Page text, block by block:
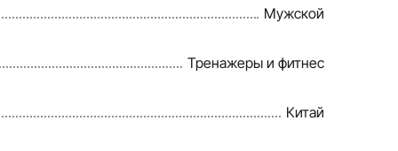
и обновляет информацию на сайте, чтобы
Мужской
Тренажеры и фитнес
Китай